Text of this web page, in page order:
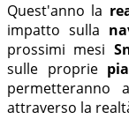
Quest'anno la
impatto sulla
prossimi mesi
sulle proprie
attraverso la